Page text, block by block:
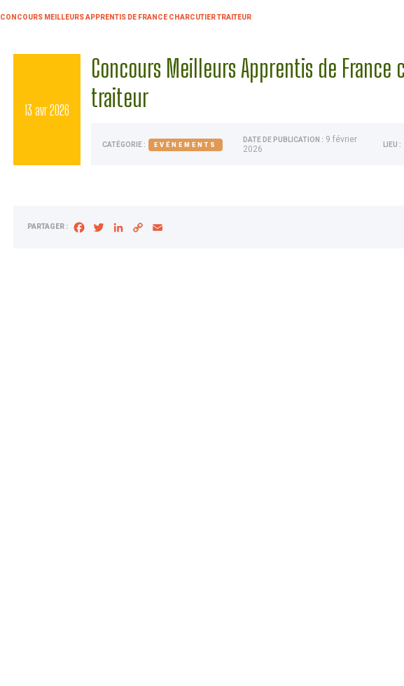
CONCOURS MEILLEURS APPRENTIS DE FRANCE CHARCUTIER TRAITEUR
13 avr 2026
Concours Meilleurs Apprentis de France
traiteur
CATÉGORIE : EVÉNEMENTS
DATE DE PUBLICATION : 9 février
2026
LIEU :
PARTAGER : Facebook
TwitterLinkedIn
Copy